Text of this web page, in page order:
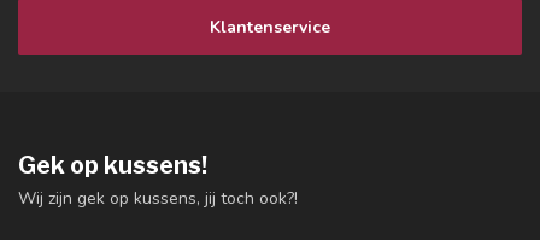
Klantenservice
Gek op kussens!
Wij zijn gek op kussens, jij toch ook?!